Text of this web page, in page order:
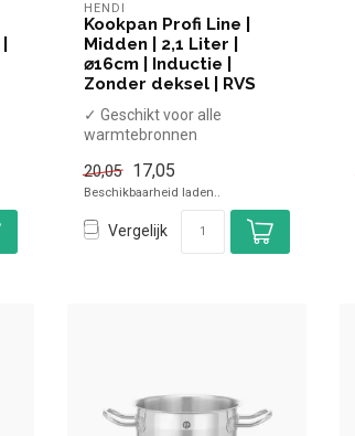
HENDI
Kookpan Profi Line |
Midden | 2,1 Liter |
⌀16cm | Inductie |
Zonder deksel | RVS
✓ Geschikt voor alle
warmtebronnen
handgrepen
x Zonder dekse...
20,05 17,05
Beschikbaarheid laden..
Vergelijk